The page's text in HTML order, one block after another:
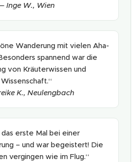
Inge W., Wien
Wanderung mit vielen Aha-
spannend war die
von Kräuterwissen und
Wissenschaft.“
K., Neulengbach
das erste Mal bei einer
– und war begeistert! Die
vergingen wie im Flug.“